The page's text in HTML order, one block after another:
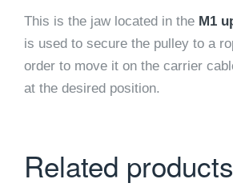
This is the jaw located in the M1
is used to secure the pulley to a
order to move it on the carrier
at the desired position.
Related products